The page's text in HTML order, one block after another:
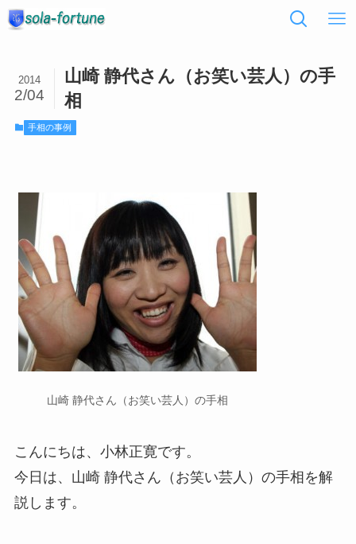
山崎 静代さん（お笑い芸人）の手
相
2014
2/04
手相の事例
山崎 静代さん（お笑い芸人）の手相
こんにちは、小林正寛です。
今日は、山崎 静代さん（お笑い芸人）の手相を解
説します。